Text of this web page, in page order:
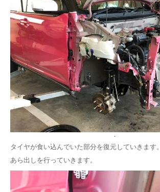
タイヤが食い込んでいた部分を復元していきます。
あら出しを行っていきます。